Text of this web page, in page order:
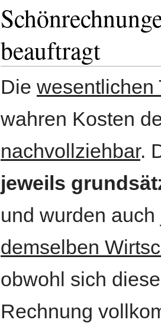
beauftragt
Die wesentlichen
wahren Kosten
nachvollziehbar.
jeweils
und wurden
demselben
obwohl sich
Rechnung